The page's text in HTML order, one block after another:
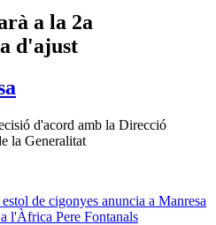
a la 2a
d'ajust
d'acord amb la Direcció
la Generalitat
de cigonyes anuncia a Manresa
l'Àfrica Pere Fontanals